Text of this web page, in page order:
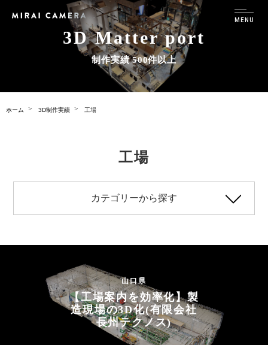
3D Matter port
制作実績 500件以上
ホーム 3D制作実績 工場
工場
カテゴリーから探す
山口県
【工場案内を効率化】製
造現場の3D化(有限会社
長州テクノス)